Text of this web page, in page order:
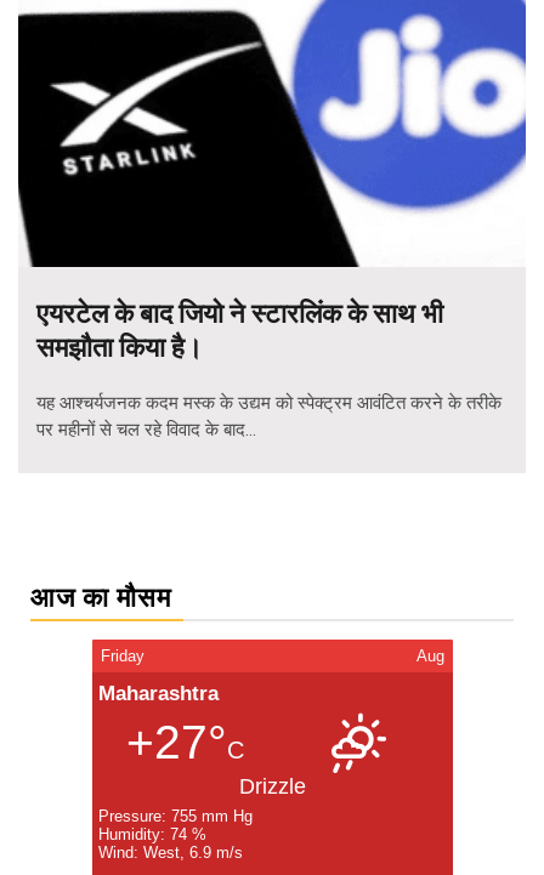
एयरटेल के बाद जियो ने स्टारलिंक के साथ भी
समझौता किया है।
यह आश्चर्यजनक कदम मस्क के उद्यम को स्पेक्ट्रम आवंटित करने के तरीके
पर महीनों से चल रहे विवाद के बाद...
आज का मौसम
Friday Aug
Maharashtra
+27°C
Drizzle
Pressure: 755 mm Hg
Humidity: 74 %
Wind: West, 6.9 m/s